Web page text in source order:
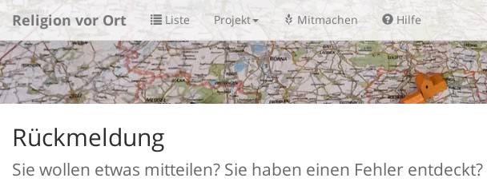
Religion vor Ort Liste Projekt Mitmachen Hilfe
Rückmeldung
Sie wollen etwas mitteilen? Sie haben einen Fehler